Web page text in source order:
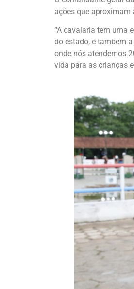
ações que aproximam
“A cavalaria tem uma
do estado, e também
onde nós atendemos
vida para as crianças